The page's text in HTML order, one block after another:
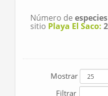
Número de especies
sitio Playa El Saco: 2
Mostrar
Filtrar